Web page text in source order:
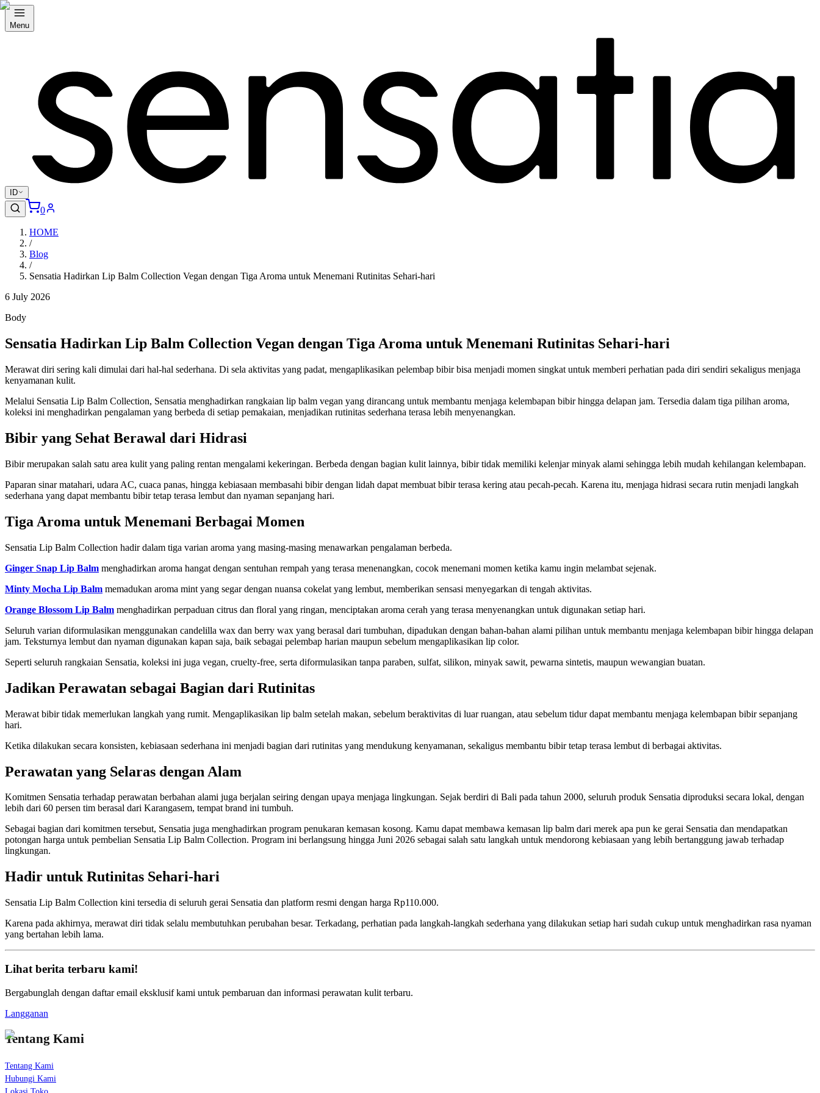
Menu
ID
0
HOME
/
Blog
/
Sensatia Hadirkan Lip Balm Collection Vegan dengan Tiga Aroma untuk Menemani Rutinitas Sehari-hari
6 July 2026
Body
Sensatia Hadirkan Lip Balm Collection Vegan dengan Tiga Aroma untuk Menemani Rutinitas Sehari-hari
Merawat diri sering kali dimulai dari hal-hal sederhana. Di sela aktivitas yang padat, mengaplikasikan pelembap bibir bisa menjadi momen singkat untuk memberi perhatian pada diri sendiri sekaligus menjaga
kenyamanan kulit.
Melalui Sensatia Lip Balm Collection, Sensatia menghadirkan rangkaian lip balm vegan yang dirancang untuk membantu menjaga kelembapan bibir hingga delapan jam. Tersedia dalam tiga pilihan aroma,
koleksi ini menghadirkan pengalaman yang berbeda di setiap pemakaian, menjadikan rutinitas sederhana terasa lebih menyenangkan.
Bibir yang Sehat Berawal dari Hidrasi
Bibir merupakan salah satu area kulit yang paling rentan mengalami kekeringan. Berbeda dengan bagian kulit lainnya, bibir tidak memiliki kelenjar minyak alami sehingga lebih mudah kehilangan kelembapan.
Paparan sinar matahari, udara AC, cuaca panas, hingga kebiasaan membasahi bibir dengan lidah dapat membuat bibir terasa kering atau pecah-pecah. Karena itu, menjaga hidrasi secara rutin menjadi langkah
sederhana yang dapat membantu bibir tetap terasa lembut dan nyaman sepanjang hari.
Tiga Aroma untuk Menemani Berbagai Momen
Sensatia Lip Balm Collection hadir dalam tiga varian aroma yang masing-masing menawarkan pengalaman berbeda.
Ginger Snap Lip Balm menghadirkan aroma hangat dengan sentuhan rempah yang terasa menenangkan, cocok menemani momen ketika kamu ingin melambat sejenak.
Minty Mocha Lip Balm memadukan aroma mint yang segar dengan nuansa cokelat yang lembut, memberikan sensasi menyegarkan di tengah aktivitas.
Orange Blossom Lip Balm menghadirkan perpaduan citrus dan floral yang ringan, menciptakan aroma cerah yang terasa menyenangkan untuk digunakan setiap hari.
Seluruh varian diformulasikan menggunakan candelilla wax dan berry wax yang berasal dari tumbuhan, dipadukan dengan bahan-bahan alami pilihan untuk membantu menjaga kelembapan bibir hingga delapan
jam. Teksturnya lembut dan nyaman digunakan kapan saja, baik sebagai pelembap harian maupun sebelum mengaplikasikan lip color.
Seperti seluruh rangkaian Sensatia, koleksi ini juga vegan, cruelty-free, serta diformulasikan tanpa paraben, sulfat, silikon, minyak sawit, pewarna sintetis, maupun wewangian buatan.
Jadikan Perawatan sebagai Bagian dari Rutinitas
Merawat bibir tidak memerlukan langkah yang rumit. Mengaplikasikan lip balm setelah makan, sebelum beraktivitas di luar ruangan, atau sebelum tidur dapat membantu menjaga kelembapan bibir sepanjang
hari.
Ketika dilakukan secara konsisten, kebiasaan sederhana ini menjadi bagian dari rutinitas yang mendukung kenyamanan, sekaligus membantu bibir tetap terasa lembut di berbagai aktivitas.
Perawatan yang Selaras dengan Alam
Komitmen Sensatia terhadap perawatan berbahan alami juga berjalan seiring dengan upaya menjaga lingkungan. Sejak berdiri di Bali pada tahun 2000, seluruh produk Sensatia diproduksi secara lokal, dengan
lebih dari 60 persen tim berasal dari Karangasem, tempat brand ini tumbuh.
Sebagai bagian dari komitmen tersebut, Sensatia juga menghadirkan program penukaran kemasan kosong. Kamu dapat membawa kemasan lip balm dari merek apa pun ke gerai Sensatia dan mendapatkan
potongan harga untuk pembelian Sensatia Lip Balm Collection. Program ini berlangsung hingga Juni 2026 sebagai salah satu langkah untuk mendorong kebiasaan yang lebih bertanggung jawab terhadap
lingkungan.
Hadir untuk Rutinitas Sehari-hari
Sensatia Lip Balm Collection kini tersedia di seluruh gerai Sensatia dan platform resmi dengan harga Rp110.000.
Karena pada akhirnya, merawat diri tidak selalu membutuhkan perubahan besar. Terkadang, perhatian pada langkah-langkah sederhana yang dilakukan setiap hari sudah cukup untuk menghadirkan rasa nyaman
yang bertahan lebih lama.
Lihat berita terbaru kami!
Bergabunglah dengan daftar email eksklusif kami untuk pembaruan dan informasi perawatan kulit terbaru.
Langganan
Tentang Kami
Tentang Kami
Hubungi Kami